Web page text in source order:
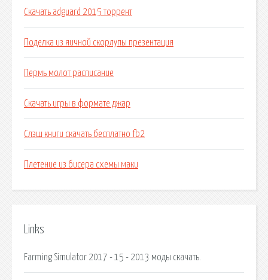
Скачать adguard 2015 торрент
Поделка из яичной скорлупы презентация
Пермь молот расписание
Скачать игры в формате джар
Слэш книги скачать бесплатно fb2
Плетение из бисера схемы маки
Links
Farming Simulator 2017 - 15 - 2013 моды скачать.